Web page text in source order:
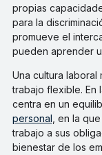
propias
para la
promueve el
pueden aprender
Una cultura laboral
trabajo flexible. En
centra en un
personal , en la
trabajo a sus
bienestar de los